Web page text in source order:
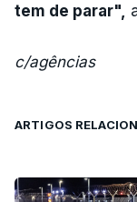
tem de parar",
c/agências
ARTIGOS